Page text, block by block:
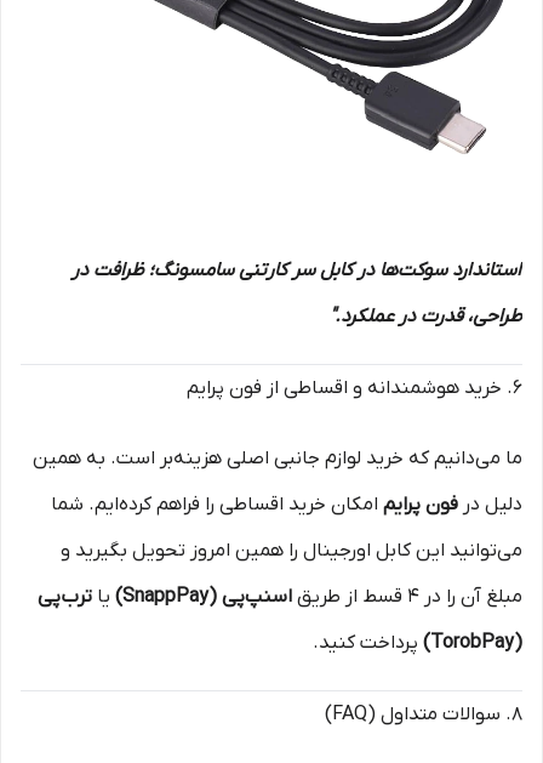
استاندارد سوکت‌ها در کابل سر کارتنی سامسونگ؛ ظرافت در
طراحی، قدرت در عملکرد."
6. خرید هوشمندانه و اقساطی از فون پرایم
ما می‌دانیم که خرید لوازم جانبی اصلی هزینه‌بر است. به همین
دلیل در فون پرایم امکان خرید اقساطی را فراهم کرده‌ایم. شما
می‌توانید این کابل اورجینال را همین امروز تحویل بگیرید و
مبلغ آن را در ۴ قسط از طریق
اسنپ‌پی (SnappPay) یا ترب‌پی
(TorobPay)
پرداخت کنید.
۸. سوالات متداول (FAQ)